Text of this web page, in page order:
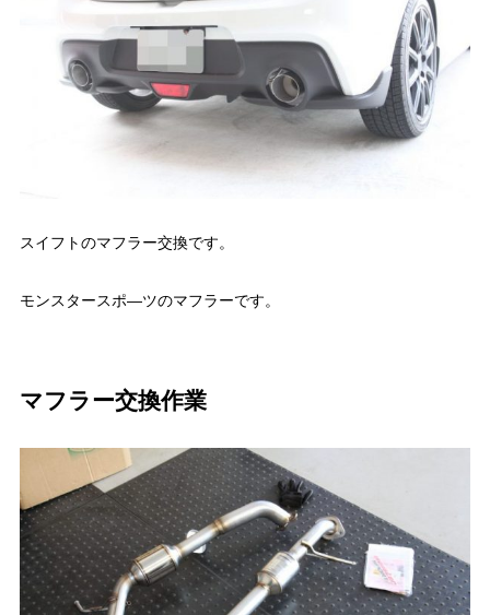
スイフトのマフラー交換です。
モンスタースポ―ツのマフラーです。
マフラー交換作業